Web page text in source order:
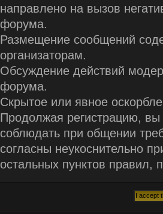
направлено на вызов
форума.
Размещение сообщений
организаторам.
Обсуждение действий
форума.
Скрытое или явное
Продолжая регистрацию, вы
соблюдать при общении
согласны неукоснительно
остальных пунктов правил,